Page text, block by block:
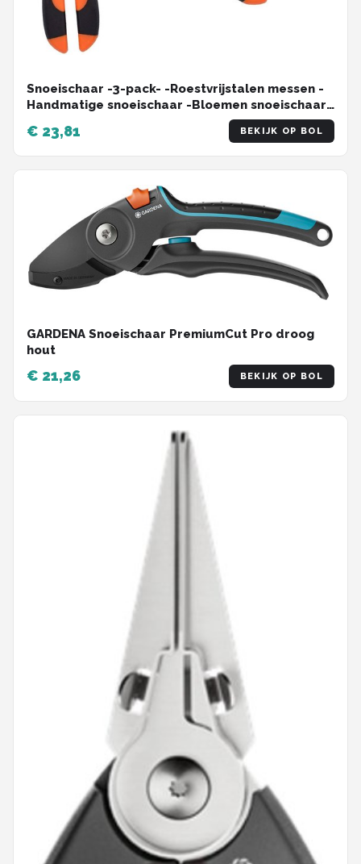
Snoeischaar -3-pack- -Roestvrijstalen messen -
Handmatige snoeischaar -Bloemen snoeischaar
€ 23,81 BEKIJK OP BOL
GARDENA Snoeischaar PremiumCut Pro droog
hout
€ 21,26 BEKIJK OP BOL